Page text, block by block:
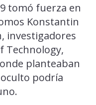
tomó fuerza en
Konstantin
investigadores
Technology,
planteaban
podría